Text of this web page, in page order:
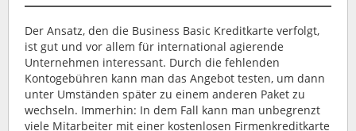
Der Ansatz, den die Business Basic Kreditkarte verfolgt,
ist gut und vor allem für international agierende
Unternehmen interessant. Durch die fehlenden
Kontogebühren kann man das Angebot testen, um dann
unter Umständen später zu einem anderen Paket zu
wechseln. Immerhin: In dem Fall kann man unbegrenzt
viele Mitarbeiter mit einer kostenlosen Firmenkreditkarte